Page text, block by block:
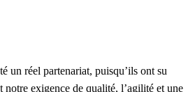
un réel partenariat, puisqu’ils ont su
notre exigence de qualité, l’agilité et une